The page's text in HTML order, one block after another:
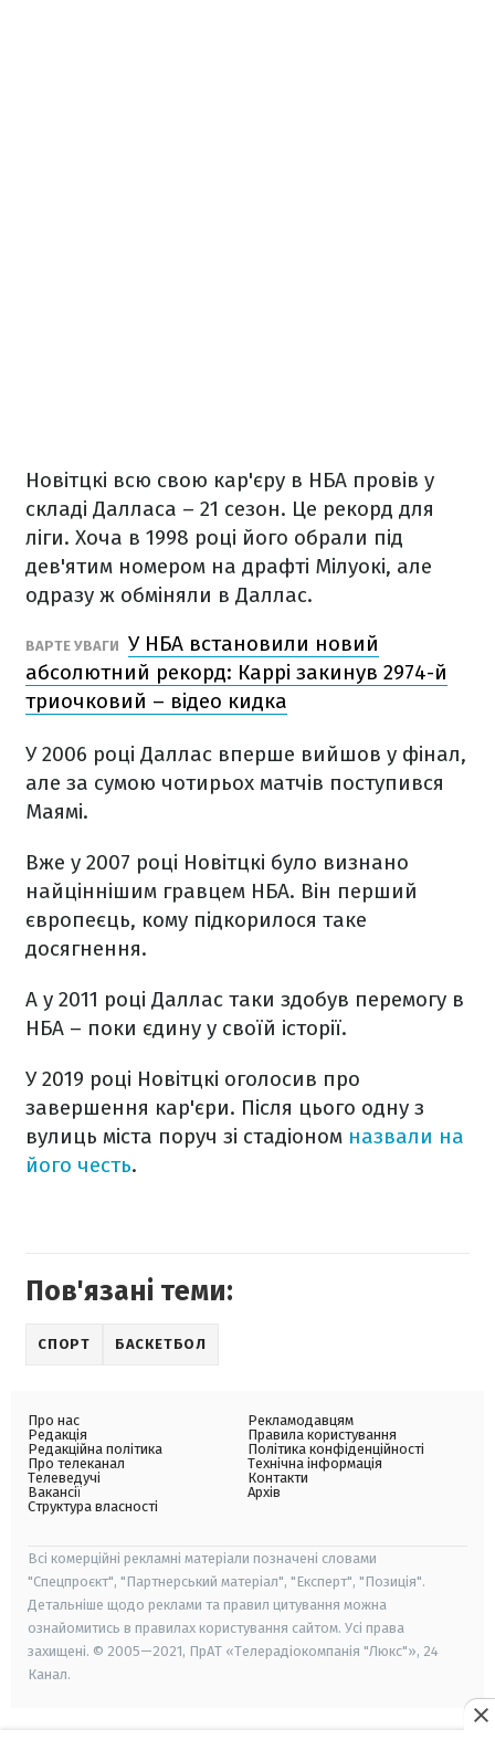
Новітцкі всю свою кар'єру в НБА провів у
складі Далласа – 21 сезон. Це рекорд для
ліги. Хоча в 1998 році його обрали під
дев'ятим номером на драфті Мілуокі, але
одразу ж обміняли в Даллас.
ВАРТЕ УВАГИ У НБА встановили новий
абсолютний рекорд: Каррі закинув 2974-й
триочковий – відео кидка
У 2006 році Даллас вперше вийшов у фінал,
але за сумою чотирьох матчів поступився
Маямі.
Вже у 2007 році Новітцкі було визнано
найціннішим гравцем НБА. Він перший
європеєць, кому підкорилося таке
досягнення.
А у 2011 році Даллас таки здобув перемогу в
НБА – поки єдину у своїй історії.
У 2019 році Новітцкі оголосив про
завершення кар'єри. Після цього одну з
вулиць міста поруч зі стадіоном назвали на
його честь.
Пов'язані теми:
СПОРТ БАСКЕТБОЛ
Про нас
Редакція
Редакційна політика
Про телеканал
Телеведучі
Вакансії
Структура власності
Рекламодавцям
Правила користування
Політика конфіденційності
Технічна інформація
Контакти
Архів
Всі комерційні рекламні матеріали позначені словами
"Спецпроєкт", "Партнерський матеріал", "Експерт", "Позиція".
Детальніше щодо реклами та правил цитування можна
ознайомитись в правилах користування сайтом. Усі права
захищені. © 2005—2021, ПрАТ «Телерадіокомпанія "Люкс"», 24
Канал.